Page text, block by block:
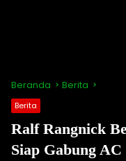
Beranda Berita
Berita
Ralf Rangnick
Siap Gabung